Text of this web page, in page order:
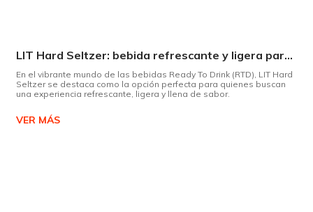
LIT Hard Seltzer: bebida refrescante y ligera para disfrutar de este verano
En el vibrante mundo de las bebidas Ready To Drink (RTD), LIT Hard
Seltzer se destaca como la opción perfecta para quienes buscan
una experiencia refrescante, ligera y llena de sabor.
VER MÁS